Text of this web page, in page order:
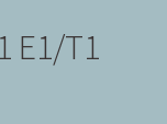
E1/T1